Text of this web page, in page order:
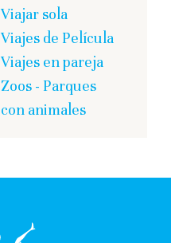
Viajar sola
Viajes de Película
Viajes en pareja
Zoos - Parques
con animales